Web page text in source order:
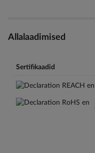
Allalaadimised
Sertifikaadid